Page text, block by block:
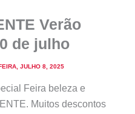
Verão
de julho
JULHO 8, 2025
Feira beleza e
Muitos descontos